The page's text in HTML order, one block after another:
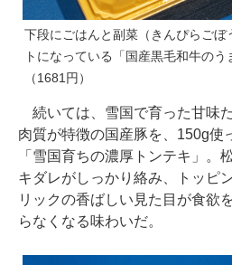
下段にごはんと副菜（きんぴらごぼ
トになっている「国産黒毛和牛のう
（1681円）
続いては、雪国で育った甘味
肉質が特徴の国産豚を、150g使
「雪国育ちの濃厚トンテキ」。
キダレがしっかり絡み、トッピ
リックの香ばしい見た目が食欲
らなくなる味わいだ。